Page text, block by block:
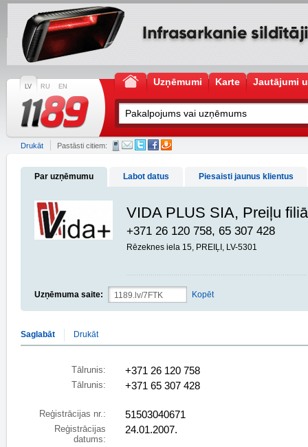
LV RU EN Uzņēmumi Karte Jautājumi
Drukāt Pastāsti citiem:
Par uzņēmumu Labot datus Piesaisti jaunus klientus
VIDA PLUS SIA, Preiļu
+371 26 120 758, 65 307 428
Rēzeknes iela 15, PREIĻI, LV-5301
Uzņēmuma saite: Kopēt
Saglabāt Drukāt
Tālrunis: +371 26 120 758
Tālrunis: +371 65 307 428
Reģistrācijas nr.: 51503040671
Reģistrācijas
datums:
24.01.2007.